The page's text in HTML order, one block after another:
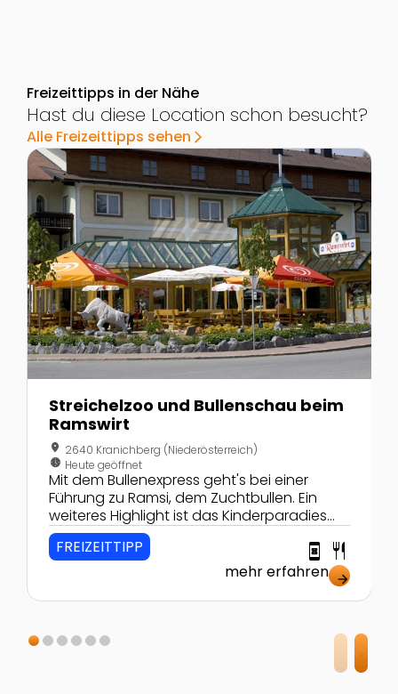
Freizeittipps in der Nähe
Hast du diese Location schon besucht?
Alle Freizeittipps sehen arrow_forward_ios
Zur Detailseite von Streichelzoo und Bullenschau
Streichelzoo und Bullenschau beim
Ramswirt
location_on 2640 Kranichberg (Niederösterreich)
nest_clock_farsight_analog Heute geöffnet
Mit dem Bullenexpress geht's bei einer
Führung zu Ramsi, dem Zuchtbullen. Ein
weiteres Highlight ist das Kinderparadies
mit Streichelzoo.
FREIZEITTIPP book_online restaurant
mehr erfahren arrow_forward